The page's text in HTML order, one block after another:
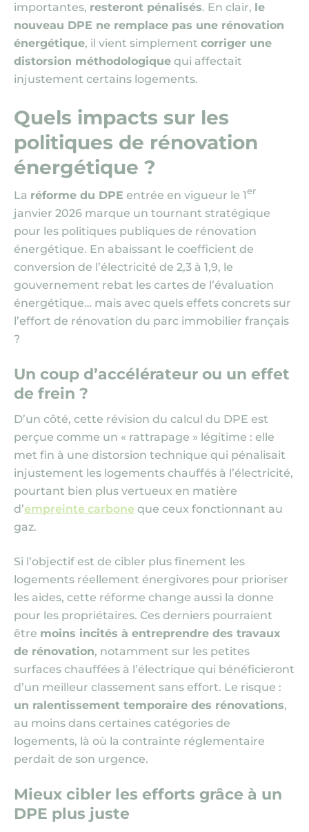
importantes, resteront pénalisés. En clair, le
nouveau DPE ne remplace pas une rénovation
énergétique, il vient simplement corriger une
distorsion méthodologique qui affectait
injustement certains logements.
Quels impacts sur les
politiques de rénovation
énergétique ?
La réforme du DPE entrée en vigueur le 1er
janvier 2026 marque un tournant stratégique
pour les politiques publiques de rénovation
énergétique. En abaissant le coefficient de
conversion de l’électricité de 2,3 à 1,9, le
gouvernement rebat les cartes de l’évaluation
énergétique… mais avec quels effets concrets sur
l’effort de rénovation du parc immobilier français
?
Un coup d’accélérateur ou un effet
de frein ?
D’un côté, cette révision du calcul du DPE est
perçue comme un « rattrapage » légitime : elle
met fin à une distorsion technique qui pénalisait
injustement les logements chauffés à l’électricité,
pourtant bien plus vertueux en matière
d’empreinte carbone que ceux fonctionnant au
gaz.
Si l’objectif est de cibler plus finement les
logements réellement énergivores pour prioriser
les aides, cette réforme change aussi la donne
pour les propriétaires. Ces derniers pourraient
être moins incités à entreprendre des travaux
de rénovation, notamment sur les petites
surfaces chauffées à l’électrique qui bénéficieront
d’un meilleur classement sans effort. Le risque :
un ralentissement temporaire des rénovations,
au moins dans certaines catégories de
logements, là où la contrainte réglementaire
perdait de son urgence.
Mieux cibler les efforts grâce à un
DPE plus juste